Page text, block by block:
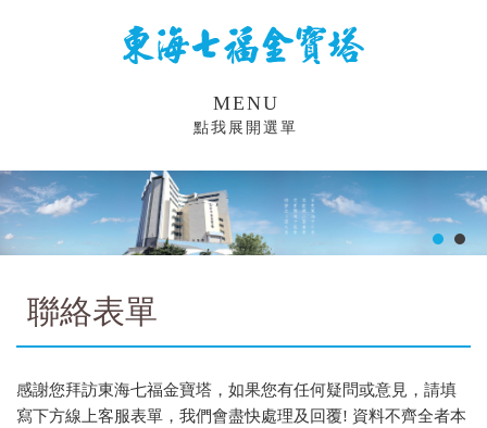
MENU
點我展開選單
聯絡表單
感謝您拜訪東海七福金寶塔，如果您有任何疑問或意見，請填
寫下方線上客服表單，我們會盡快處理及回覆! 資料不齊全者本